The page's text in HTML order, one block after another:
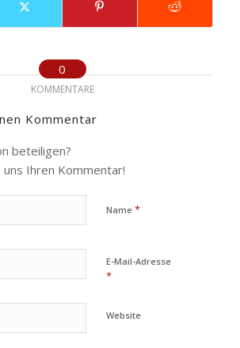
0
KOMMENTARE
Kommentar
beteiligen?
Ihren Kommentar!
Name *
E-Mail-Adresse
*
Website